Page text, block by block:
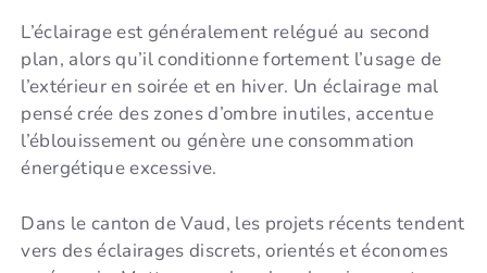
L’éclairage est généralement relégué au second
plan, alors qu’il conditionne fortement l’usage de
l’extérieur en soirée et en hiver. Un éclairage mal
pensé crée des zones d’ombre inutiles, accentue
l’éblouissement ou génère une consommation
énergétique excessive.
Dans le canton de Vaud, les projets récents tendent
vers des éclairages discrets, orientés et économes